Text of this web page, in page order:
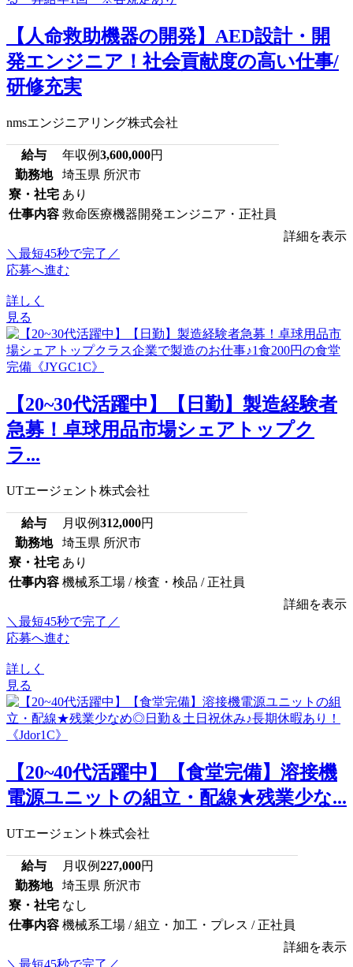
【人命救助機器の開発】AED設計・開
発エンジニア！社会貢献度の高い仕事/
研修充実
nmsエンジニアリング株式会社
給与 年収例3,600,000円
勤務地
埼玉県 所沢市
寮・社宅 あり
仕事内容 救命医療機器開発エンジニア・正社員
詳細を表示
＼最短45秒で完了／
応募へ進む
詳しく
見る
【20~30代活躍中】【日勤】製造経験者
急募！卓球用品市場シェアトップク
ラ...
UTエージェント株式会社
給与 月収例312,000円
勤務地
埼玉県 所沢市
寮・社宅 あり
仕事内容 機械系工場 / 検査・検品 / 正社員
詳細を表示
＼最短45秒で完了／
応募へ進む
詳しく
見る
【20~40代活躍中】【食堂完備】溶接機
電源ユニットの組立・配線★残業少な...
UTエージェント株式会社
給与 月収例227,000円
勤務地
埼玉県 所沢市
寮・社宅 なし
仕事内容 機械系工場 / 組立・加工・プレス / 正社員
詳細を表示
＼最短45秒で完了／